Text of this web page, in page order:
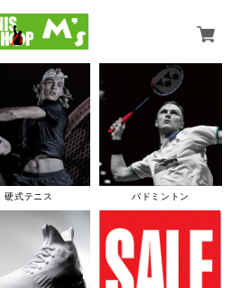
硬式テニス バドミントン